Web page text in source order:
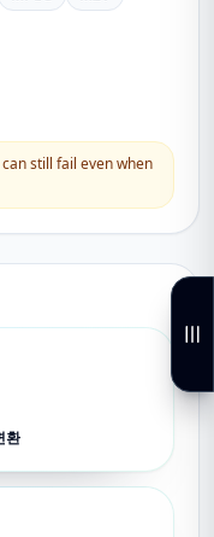
still fail even when
환